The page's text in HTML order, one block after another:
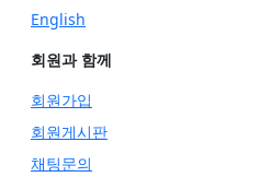
English
회원과 함께
회원가입
회원게시판
채팅문의